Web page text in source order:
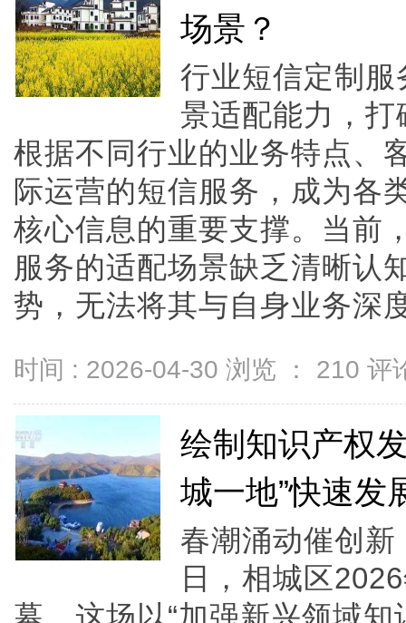
场景？
行业短信定制
景适配能力，
根据不同行业的业务特点、
际运营的短信服务，成为各
核心信息的重要支撑。当前
服务的适配场景缺乏清晰认
势，无法将其与自身业务深
时间 : 2026-04-30 浏览 ： 210 评
绘制知识产权
城一地”快速发
春潮涌动催创
日，相城区